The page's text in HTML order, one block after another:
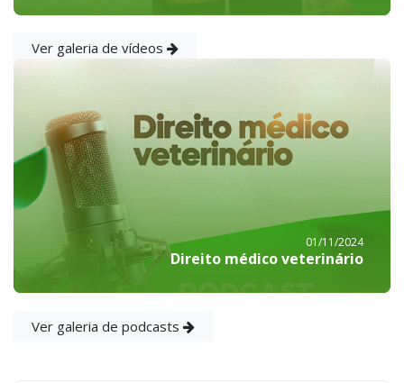
Ver galeria de vídeos
01/11/2024
Direito médico veterinário
Ver galeria de podcasts